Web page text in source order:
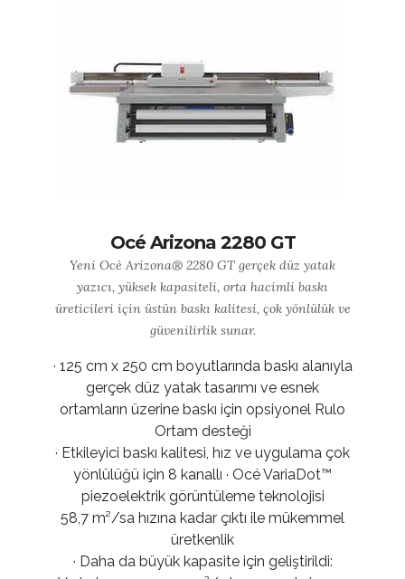
Océ Arizona 2280 GT
Yeni Océ Arizona® 2280 GT gerçek düz yatak
yazıcı, yüksek kapasiteli, orta hacimli baskı
üreticileri için üstün baskı kalitesi, çok yönlülük ve
güvenilirlik sunar.
· 125 cm x 250 cm boyutlarında baskı alanıyla
gerçek düz yatak tasarımı ve esnek
ortamların üzerine baskı için opsiyonel Rulo
Ortam desteği
· Etkileyici baskı kalitesi, hız ve uygulama çok
yönlülüğü için 8 kanallı · Océ VariaDot™
piezoelektrik görüntüleme teknolojisi
58,7 m²/sa hızına kadar çıktı ile mükemmel
üretkenlik
· Daha da büyük kapasite için geliştirildi: